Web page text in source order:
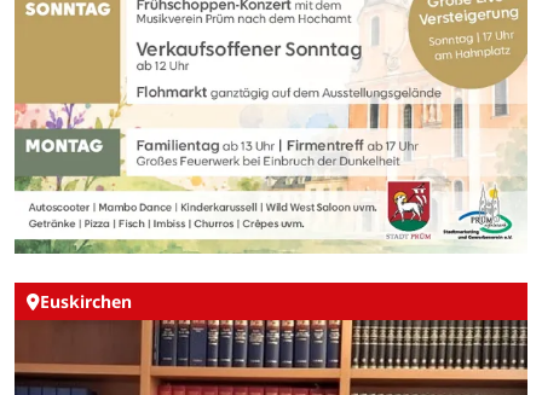
Euskirchen